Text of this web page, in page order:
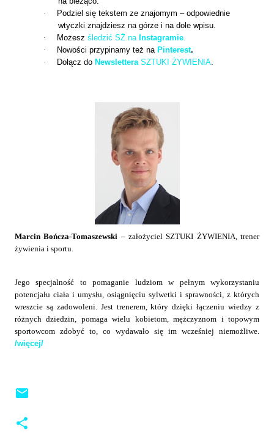
·
Podziel się tekstem ze znajomym – odpowiednie
wtyczki znajdziesz na górze i na dole wpisu.
·
Możeszśledzić SŻ na Instagramie.
·
Nowości przypinamy też na Pinterest.
·
Dołącz do NewsletteraSZTUKI ŻYWIENIA.
Marcin Bończa-Tomaszewski – założyciel SZTUKI ŻYWIENIA, trener
żywienia i sportu.
Jego specjalność to pomaganie ludziom w pełnym wykorzystaniu
potencjału ciała i umysłu, osiągnięciu sylwetki i sprawności, z których
wreszcie są zadowoleni. Jest trenerem, który dzięki łączeniu wiedzy z
różnych dziedzin, pomaga wielu kobietom, mężczyznom i topowym
sportowcom zdobyć to, co wydawało się im wcześniej niemożliwe.
/więcej/